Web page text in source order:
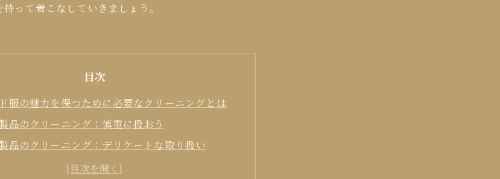
って着こなしていきましょう。
目次
服の魅力を保つために必要なクリーニングとは
品のクリーニング：慎重に扱おう
品のクリーニング：デリケートな取り扱い
ン製品のクリーニング：定番のアプローチ